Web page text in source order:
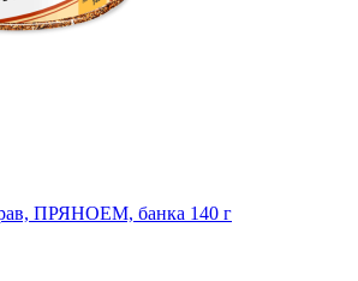
ПРЯНОЕМ, банка 140 г